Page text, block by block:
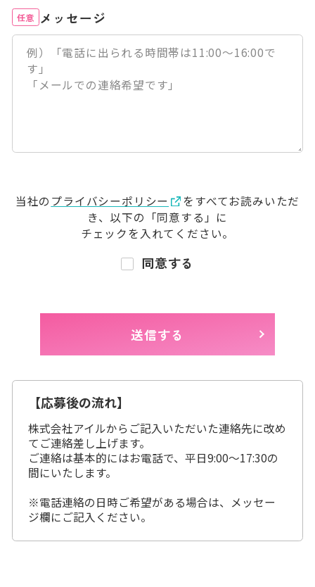
任意 メッセージ
当社の プライバシーポリシー
をすべてお読みいただ
き、 以下の「同意する」に
チェックを入れてください。
同意する
【応募後の流れ】
株式会社アイルからご記入いただいた連絡先に改め
てご連絡差し上げます。
ご連絡は基本的にはお電話で、平日9:00～17:30の
間にいたします。
※電話連絡の日時ご希望がある場合は、メッセー
ジ欄にご記入ください。